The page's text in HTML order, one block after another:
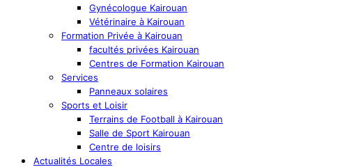
Gynécologue Kairouan
Vétérinaire à Kairouan
Formation Privée à Kairouan
facultés privées Kairouan
Centres de Formation Kairouan
Services
Panneaux solaires
Sports et Loisir
Terrains de Football à Kairouan
Salle de Sport Kairouan
Centre de loisirs
Actualités Locales